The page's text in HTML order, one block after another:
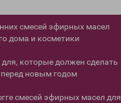
смесей эфирных масел
дома и косметики
для, которые должен сделать
новым годом
смесей эфирных масел для